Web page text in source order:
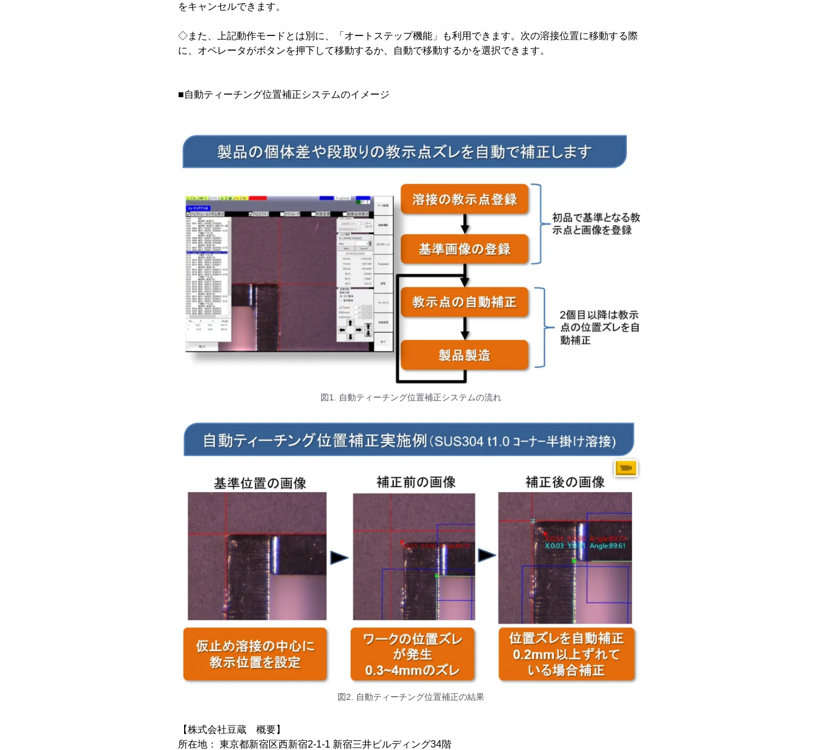
をキャンセルできます。
◇また、上記動作モードとは別に、「オートステップ機能」も利用できます。次の溶接位置に移動する際
に、オペレータがボタンを押下して移動するか、自動で移動するかを選択できます。
■自動ティーチング位置補正システムのイメージ
図1. 自動ティーチング位置補正システムの流れ
図2. 自動ティーチング位置補正の結果
【株式会社豆蔵 概要】
所在地： 東京都新宿区西新宿2-1-1 新宿三井ビルディング34階